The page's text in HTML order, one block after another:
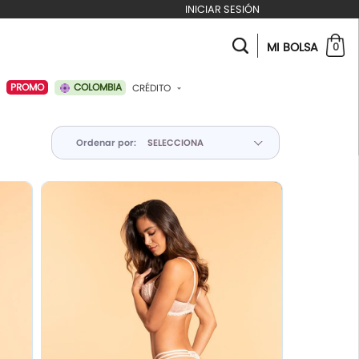
INICIAR SESIÓN
PROMO COLOMBIA CRÉDITO
MI BOLSA 0
Ordenar por: